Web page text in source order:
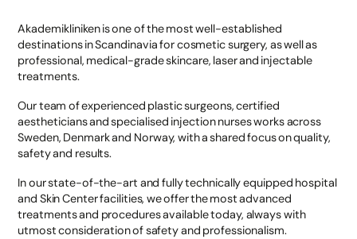
Akademikliniken is one of the most well-established
destinations in Scandinavia for cosmetic surgery, as well as
professional, medical-grade skincare, laser and injectable
treatments.
Our team of experienced plastic surgeons, certified
aestheticians and specialised injection nurses works across
Sweden, Denmark and Norway, with a shared focus on quality,
safety and results.
In our state-of-the-art and fully technically equipped hospital
and Skin Center facilities, we offer the most advanced
treatments and procedures available today, always with
utmost consideration of safety and professionalism.